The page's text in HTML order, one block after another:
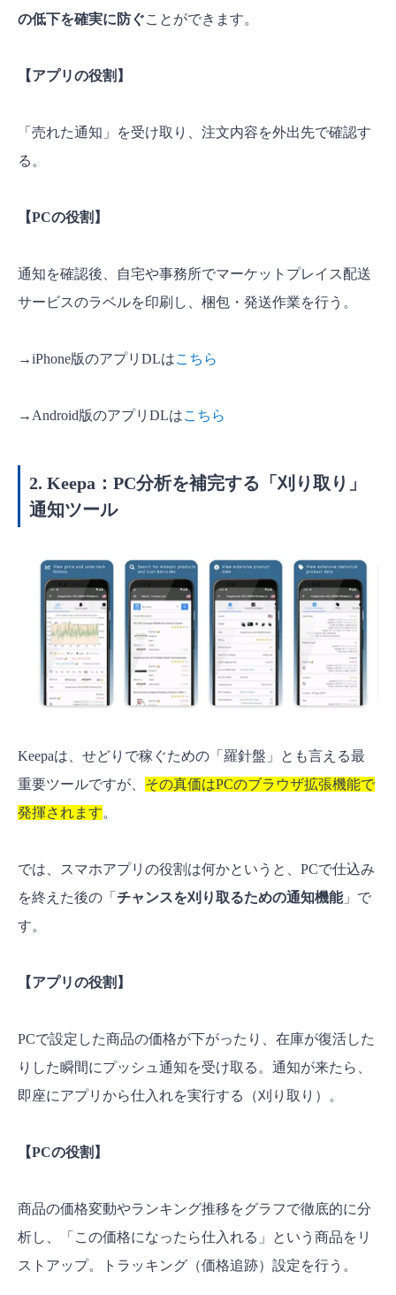
の低下を確実に防ぐことができます。
【アプリの役割】
「売れた通知」を受け取り、注文内容を外出先で確認す
る。
【PCの役割】
通知を確認後、自宅や事務所でマーケットプレイス配送
サービスのラベルを印刷し、梱包・発送作業を行う。
→iPhone版のアプリDLはこちら
→Android版のアプリDLはこちら
2. Keepa：PC分析を補完する「刈り取り」
通知ツール
Keepaは、せどりで稼ぐための「羅針盤」とも言える最
重要ツールですが、 その真価はPCのブラウザ拡張機能で
発揮されます。
では、スマホアプリの役割は何かというと、PCで仕込み
を終えた後の「 チャンスを刈り取るための通知機能」で
す。
【アプリの役割】
PCで設定した商品の価格が下がったり、在庫が復活した
りした瞬間にプッシュ通知を受け取る。通知が来たら、
即座にアプリから仕入れを実行する（刈り取り）。
【PCの役割】
商品の価格変動やランキング推移をグラフで徹底的に分
析し、「この価格になったら仕入れる」という商品をリ
ストアップ。トラッキング（価格追跡）設定を行う。